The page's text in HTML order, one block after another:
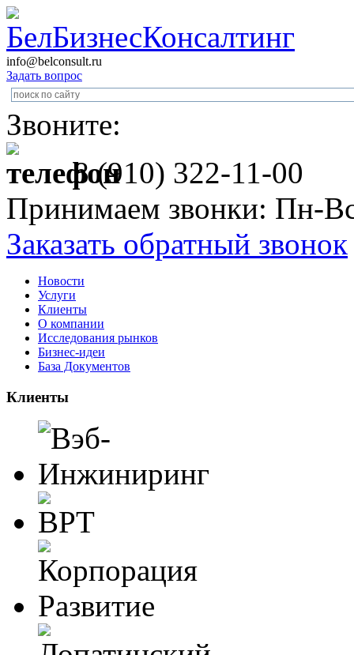
info@belconsult.ru
Задать вопрос
Звоните:
8 (910) 322-11-00
Принимаем звонки: Пн-
Заказать обратный звонок
Новости
Услуги
Клиенты
О компании
Исследования рынков
Бизнес-идеи
База Документов
Клиенты